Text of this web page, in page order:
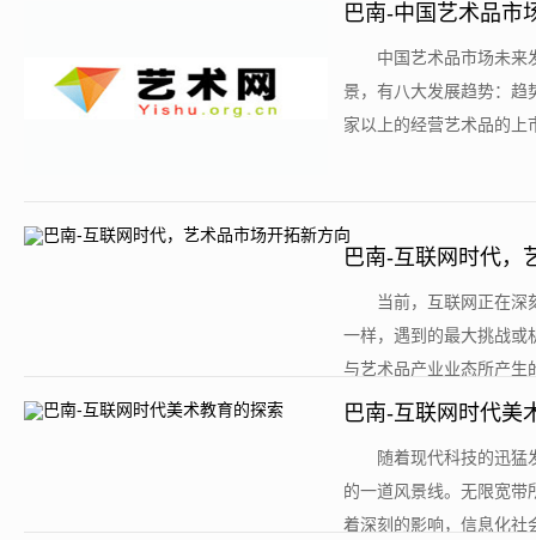
巴南-中国艺术品市
中国艺术品市场未来
景，有八大发展趋势：
家以上的经营艺术品的上
巴南-互联网时代，
当前，互联网正在深
一样，遇到的最大挑战或
与艺术品产业业态所产生
巴南-互联网时代美
随着现代科技的迅猛
的一道风景线。无限宽带
着深刻的影响，信息化社